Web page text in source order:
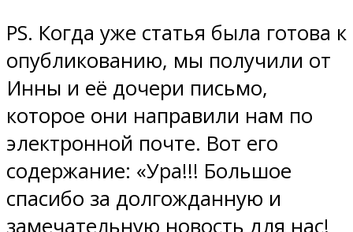
PS. Когда уже статья была готова к
опубликованию, мы получили от
Инны и её дочери письмо,
которое они направили нам по
электронной почте. Вот его
содержание: «Ура!!! Большое
спасибо за долгожданную и
замечательную новость для нас!